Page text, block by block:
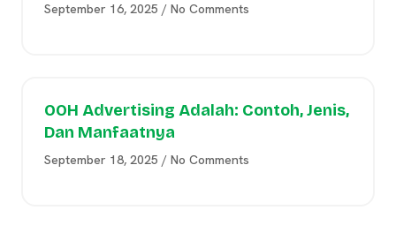
September 16, 2025 No Comments
OOH Advertising Adalah: Contoh, Jenis,
Dan Manfaatnya
September 18, 2025 No Comments